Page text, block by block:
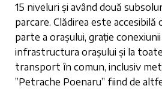
15 niveluri și având două
parcare. Clădirea este accesibilă
parte a orașului, grație
infrastructura orașului și la
transport în comun, inclusiv
”Petrache Poenaru” fiind de